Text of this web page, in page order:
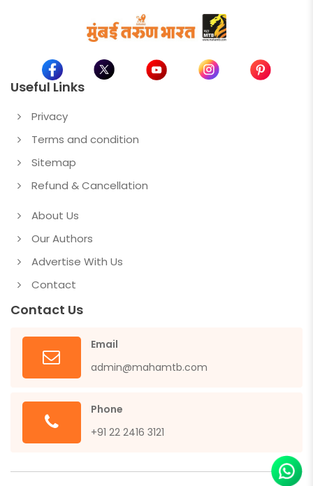
Useful Links
Privacy
Terms and condition
Sitemap
Refund & Cancellation
About Us
Our Authors
Advertise With Us
Contact
Contact Us
Email
admin@mahamtb.com
Phone
+91 22 2416 3121